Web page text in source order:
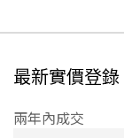
最新實價登錄
兩年內成交